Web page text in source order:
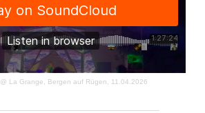
@ La Grange, Bergen auf Rügen, 11.04.2026